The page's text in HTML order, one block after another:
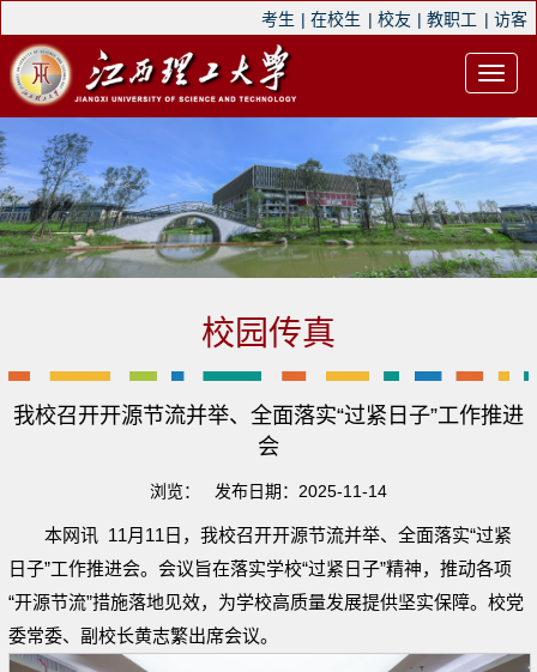
考生 | 在校生 | 校友 | 教职工 | 访客
校园传真
我校召开开源节流并举、全面落实“过紧日子”工作推进
会
浏览： 发布日期：2025-11-14
本网讯 11月11日，我校召开开源节流并举、全面落实“过紧
日子”工作推进会。会议旨在落实学校“过紧日子”精神，推动各项
“开源节流”措施落地见效，为学校高质量发展提供坚实保障。校党
委常委、副校长黄志繁出席会议。